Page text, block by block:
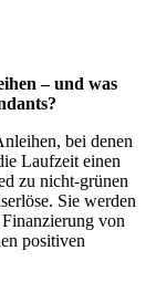
– und was
bei denen
Laufzeit einen
zu nicht-grünen
Sie werden
von
positiven